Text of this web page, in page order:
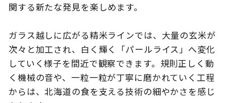
お問い合わせ
Languages
関する新たな発見を楽しめます。
ガラス越しに広がる精米ラインでは、大量の玄米が
次々と加工され、白く輝く「パールライス」へ変化
していく様子を間近で観察できます。規則正しく動
く機械の音や、一粒一粒が丁寧に磨かれていく工程
からは、北海道の食を支える技術の細やかさを感じ